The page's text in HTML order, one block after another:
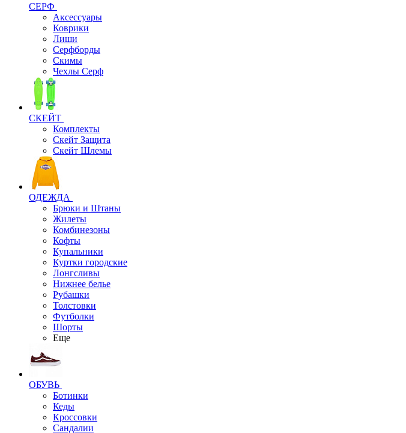
СЕРФ
Аксессуары
Коврики
Лиши
Серфборды
Скимы
Чехлы Cерф
СКЕЙТ
Комплекты
Скейт Защита
Скейт Шлемы
ОДЕЖДА
Брюки и Штаны
Жилеты
Комбинезоны
Кофты
Купальники
Куртки городские
Лонгсливы
Нижнее белье
Рубашки
Толстовки
Футболки
Шорты
Еще
ОБУВЬ
Ботинки
Кеды
Кроссовки
Сандалии